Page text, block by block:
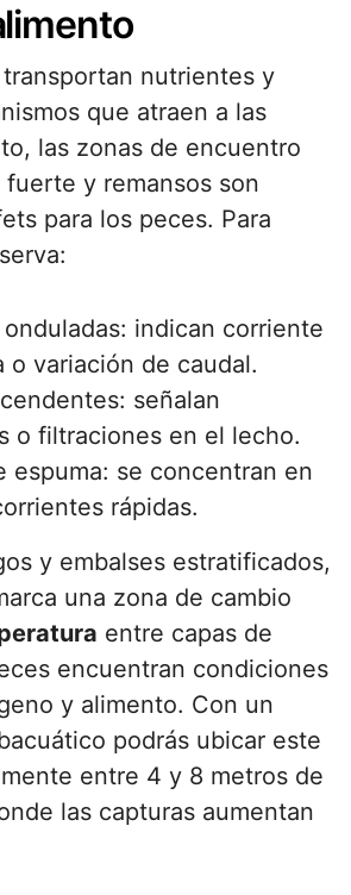
transportan nutrientes y
que atraen a las
las zonas de encuentro
y remansos son
para los peces. Para
indican corriente
o variación de caudal.
señalan
o filtraciones en el lecho.
espuma: se concentran en
rápidas.
y embalses estratificados,
una zona de cambio
entre capas de
encuentran condiciones
y alimento. Con un
podrás ubicar este
entre 4 y 8 metros de
las capturas aumentan